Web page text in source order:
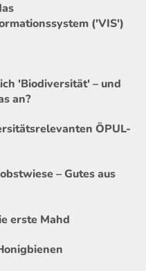
('VIS')
'Biodiversität' – und
an?
ÖPUL-
– Gutes aus
erste Mahd